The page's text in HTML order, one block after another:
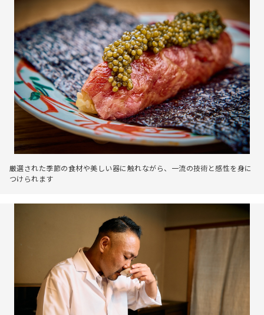
厳選された季節の食材や美しい器に触れながら、一流の技術と感性を身に
つけられます